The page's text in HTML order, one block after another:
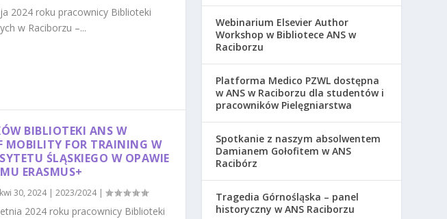
2024 roku pracownicy Biblioteki
w Raciborzu –...
BIBLIOTEKI ANS W
MOBILITY FOR TRAINING W
ŚLĄSKIEGO W OPAWIE
ERASMUS+
kwi 30, 2024| 2023/2024|
2024 roku pracownicy Biblioteki
Webinarium Elsevier Author
Workshop w Bibliotece ANS w
Raciborzu
Platforma Medico PZWL dostępna
w ANS w Raciborzu dla studentów i
pracowników Pielęgniarstwa
Spotkanie z naszym absolwentem
Damianem Gołofitem w ANS
Racibórz
Tragedia Górnośląska – panel
historyczny w ANS Raciborzu